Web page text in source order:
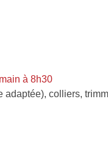
à 8h30
adaptée), colliers,